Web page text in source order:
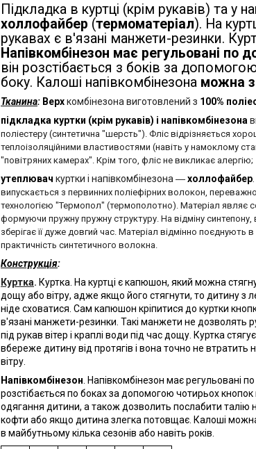
Підкладка в куртці (крім рукавів) та у
холлофайбер (термоматеріал). На
рукавах є в'язані манжети-резинки.
Напівкомбінезон має регульовані по
він розстібається з боків за
боку. Калоші напівкомбінезона можна
Тканина: Верхкомбінезона виготовлений з 100%
підкладка куртки (крім рукавів) і напівкомбінезона
поліестеру (синтетична "шерсть"). Фліс відрізняється
теплоізоляційними властивостями (навіть у намоклому
"повітряних камерах". Крім того, фліс не викликає алергію;
утеплювач куртки і напівкомбінезона ―холлофайбер
випускається з первинних поліефірних волокон,
технологією "Термопол" (термополотно). Матеріал являє
формуючи пружну пружну структуру. На відміну
зберігає її дуже довгий час. Матеріал відмінно поєднують в
практичність синтетичного волокна.
Конструкція:
Куртка. Куртка. На куртці є капюшон, який можна
дощу або вітру, адже якщо його стягнути, то дитину з
ніде сховатися. Сам капюшон кріпитися до куртки
в'язані манжети-резинки. Такі манжети не дозволять
під рукав вітер і краплі води під час дощу. Куртка
вбереже дитину від протягів і вона точно не втратить
вітру.
Напівкомбінезон . Напівкомбінезон має регульовані
розстібається по боках за допомогою чотирьох
одягання дитини, а також дозволить послабити талію
кофти або якщо дитина злегка потовщає. Калоші
в майбутньому кілька сезонів або навіть років.